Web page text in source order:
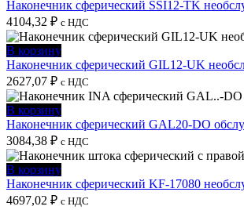
Наконечник сферический SSI12-TK
4104,32 ₽ с НДС
В корзину
Наконечник сферический GIL12-UK
2627,07 ₽ с НДС
В корзину
Наконечник сферический GAL20-DO
3084,38 ₽ с НДС
В корзину
Наконечник сферический KF-17080
4697,02 ₽ с НДС